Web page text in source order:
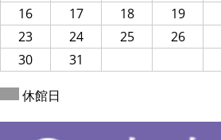
16
17 18 19
23
24 25 26
30
31
休館日